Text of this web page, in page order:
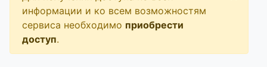
информации и ко всем возможностям
сервиса необходимо приобрести
доступ.